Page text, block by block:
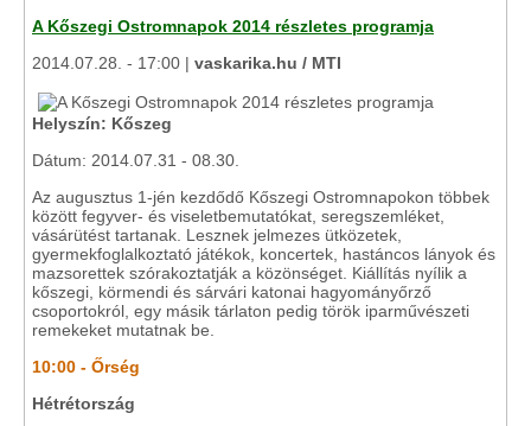
A Kőszegi Ostromnapok 2014 részletes programja
2014.07.28. - 17:00 | vaskarika.hu / MTI
Helyszín: Kőszeg
Dátum: 2014.07.31 - 08.30.
Az augusztus 1-jén kezdődő Kőszegi Ostromnapokon többek
között fegyver- és viseletbemutatókat, seregszemléket,
vásárütést tartanak. Lesznek jelmezes ütközetek,
gyermekfoglalkoztató játékok, koncertek, hastáncos lányok és
mazsorettek szórakoztatják a közönséget. Kiállítás nyílik a
kőszegi, körmendi és sárvári katonai hagyományőrző
csoportokról, egy másik tárlaton pedig török iparművészeti
remekeket mutatnak be.
10:00 - Őrség
Hétrétország